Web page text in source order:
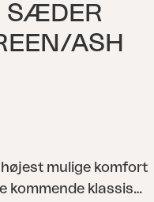
SÆDER
ASH
mulige komfort
kommende klassiske